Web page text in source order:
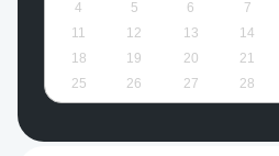
4
5 6 7
11
12 13 14
18
19 20 21
25
26 27 28